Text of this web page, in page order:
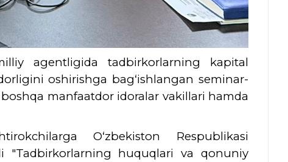
agentligida tadbirkorlarning kapital
oshirishga bag‘ishlangan seminar-
manfaatdor idoralar vakillari hamda
O‘zbekiston Respublikasi
"Tadbirkorlarning huquqlari va qonuniy